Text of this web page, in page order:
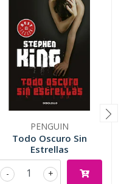
PENGUIN
Todo Oscuro Sin
Estrellas
+
-